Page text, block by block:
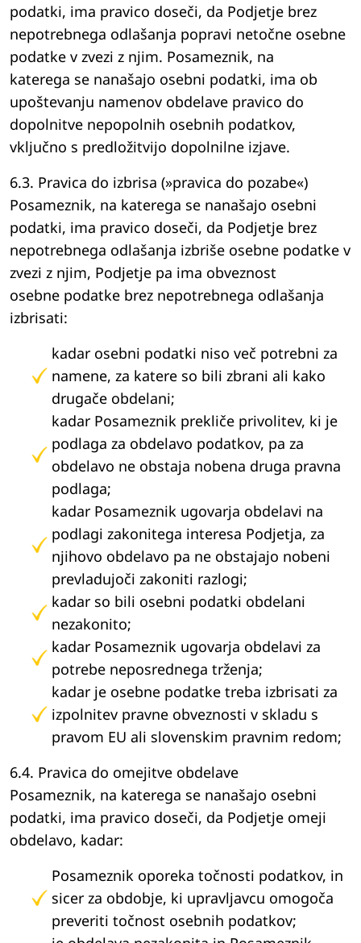
podatki, ima pravico doseči, da Podjetje brez
nepotrebnega odlašanja popravi netočne osebne
podatke v zvezi z njim. Posameznik, na
katerega se nanašajo osebni podatki, ima ob
upoštevanju namenov obdelave pravico do
dopolnitve nepopolnih osebnih podatkov,
vključno s predložitvijo dopolnilne izjave.
6.3. Pravica do izbrisa (»pravica do pozabe«)
Posameznik, na katerega se nanašajo osebni
podatki, ima pravico doseči, da Podjetje brez
nepotrebnega odlašanja izbriše osebne podatke v
zvezi z njim, Podjetje pa ima obveznost
osebne podatke brez nepotrebnega odlašanja
izbrisati:
kadar osebni podatki niso več potrebni za
namene, za katere so bili zbrani ali kako
drugače obdelani;
kadar Posameznik prekliče privolitev, ki je
podlaga za obdelavo podatkov, pa za
obdelavo ne obstaja nobena druga pravna
podlaga;
kadar Posameznik ugovarja obdelavi na
podlagi zakonitega interesa Podjetja, za
njihovo obdelavo pa ne obstajajo nobeni
prevladujoči zakoniti razlogi;
kadar so bili osebni podatki obdelani
nezakonito;
kadar Posameznik ugovarja obdelavi za
potrebe neposrednega trženja;
kadar je osebne podatke treba izbrisati za
izpolnitev pravne obveznosti v skladu s
pravom EU ali slovenskim pravnim redom;
6.4. Pravica do omejitve obdelave
Posameznik, na katerega se nanašajo osebni
podatki, ima pravico doseči, da Podjetje omeji
obdelavo, kadar:
Posameznik oporeka točnosti podatkov, in
sicer za obdobje, ki upravljavcu omogoča
preveriti točnost osebnih podatkov;